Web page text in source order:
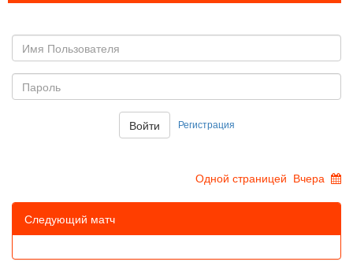
пользователя
Войти Регистрация
Одной страницей Вчера
Следующий матч